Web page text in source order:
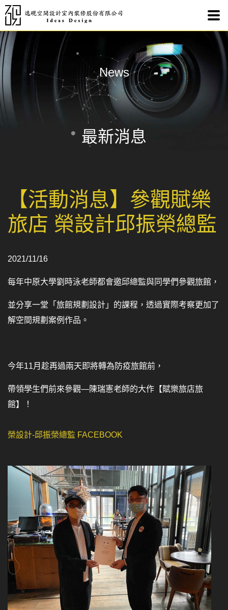
News
最新消息
【活動消息】參觀賦樂
旅店 榮設計邱振榮總監
2021/11/16
每年中原大學劉時泳老師都會邀邱總監與同學們參觀旅館，
並分享一堂「旅館規劃設計」的課程，透過實際考察更加了
解空間規劃案例作品。
今年11月趁再過兩天即將轉為防疫旅館前，
帶領學生們前來參觀—陳瑞憲老師的大作【賦樂旅店旅
館】！
榮設計-邱振榮總監 FACEBOOK
【